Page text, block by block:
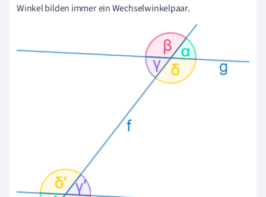
Winkel bilden immer ein Wechselwinkelpaar.